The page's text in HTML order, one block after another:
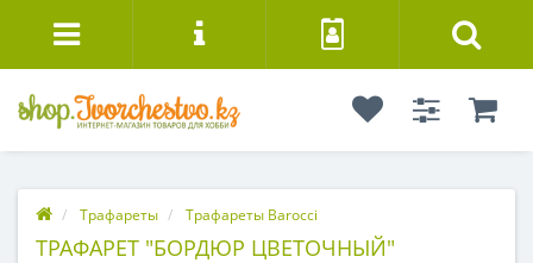
Трафареты Трафареты Barocci
ТРАФАРЕТ "БОРДЮР ЦВЕТОЧНЫЙ"